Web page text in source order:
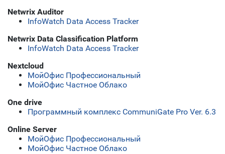
Netwrix Auditor
InfoWatch Data Access Tracker
Netwrix Data Classification Platform
InfoWatch Data Access Tracker
Nextcloud
МойОфис Профессиональный
МойОфис Частное Облако
One drive
Программный комплекс CommuniGate Pro Ver. 6.3
Online Server
МойОфис Профессиональный
МойОфис Частное Облако